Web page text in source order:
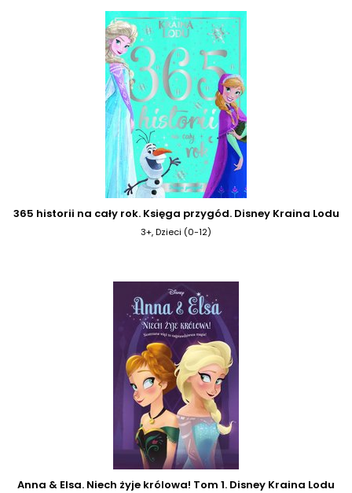
365 historii na cały rok. Księga przygód. Disney Kraina Lodu
3+, Dzieci (0-12)
Anna & Elsa. Niech żyje królowa! Tom 1. Disney Kraina Lodu